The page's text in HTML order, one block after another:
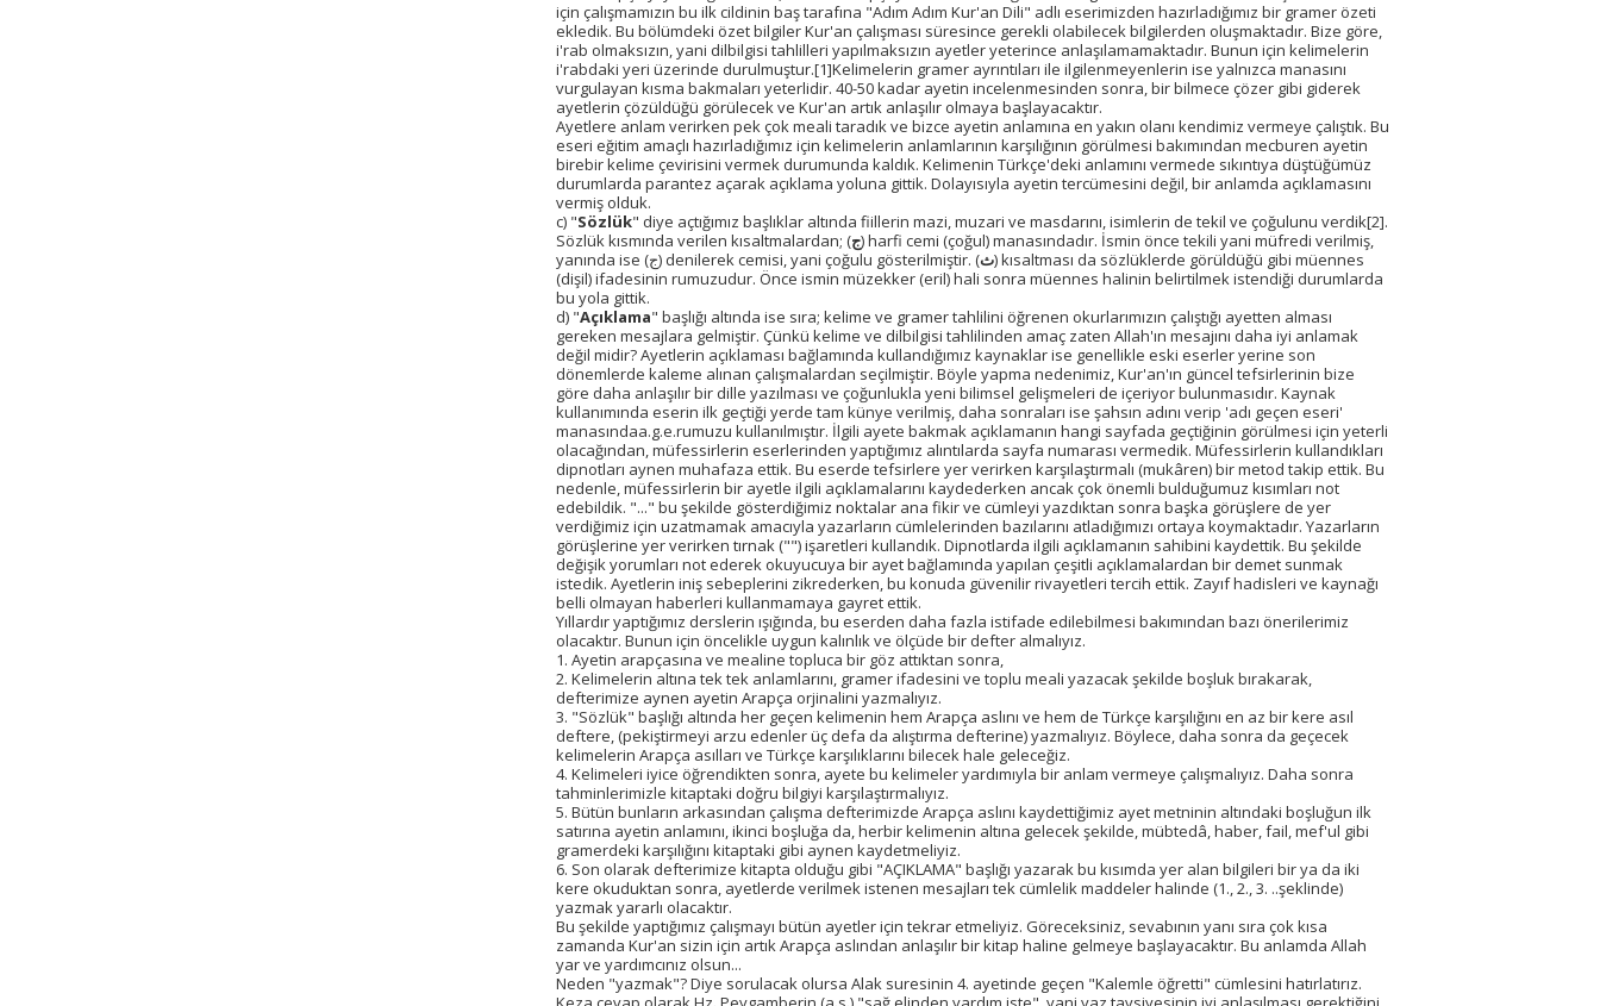
için çalışmamızın bu ilk cildinin baş tarafına "Adım Adım Kur'an Dili" adlı eserimizden hazırladığımız bir gramer özeti
ekledik. Bu bölümdeki özet bilgiler Kur'an çalışması süresince gerekli olabilecek bilgilerden oluşmaktadır. Bize göre,
i'rab olmaksızın, yani dilbilgisi tahlilleri yapılmaksızın ayetler yeterince anlaşılamamaktadır. Bunun için kelimelerin
i'rabdaki yeri üzerinde durulmuştur.[1]Kelimelerin gramer ayrıntıları ile ilgilenmeyenlerin ise yalnızca manasını
vurgulayan kısma bakmaları yeterlidir. 40-50 kadar ayetin incelenmesinden sonra, bir bilmece çözer gibi giderek
ayetlerin çözüldüğü görülecek ve Kur'an artık anlaşılır olmaya başlayacaktır.
Ayetlere anlam verirken pek çok meali taradık ve bizce ayetin anlamına en yakın olanı kendimiz vermeye çalıştık. Bu
eseri eğitim amaçlı hazırladığımız için kelimelerin anlamlarının karşılığının görülmesi bakımından mecburen ayetin
birebir kelime çevirisini vermek durumunda kaldık. Kelimenin Türkçe'deki anlamını vermede sıkıntıya düştüğümüz
durumlarda parantez açarak açıklama yoluna gittik. Dolayısıyla ayetin tercümesini değil, bir anlamda açıklamasını
vermiş olduk.
c) "Sözlük" diye açtığımız başlıklar altında fiillerin mazi, muzari ve masdarını, isimlerin de tekil ve çoğulunu verdik[2].
Sözlük kısmında verilen kısaltmalardan; (ج) harfi cemi (çoğul) manasındadır. İsmin önce tekili yani müfredi verilmiş,
yanında ise (ج) denilerek cemisi, yani çoğulu gösterilmiştir. (ث) kısaltması da sözlüklerde görüldüğü gibi müennes
(dişil) ifadesinin rumuzudur. Önce ismin müzekker (eril) hali sonra müennes halinin belirtilmek istendiği durumlarda
bu yola gittik.
d) "Açıklama" başlığı altında ise sıra; kelime ve gramer tahlilini öğrenen okurlarımızın çalıştığı ayetten alması
gereken mesajlara gelmiştir. Çünkü kelime ve dilbilgisi tahlilinden amaç zaten Allah'ın mesajını daha iyi anlamak
değil midir? Ayetlerin açıklaması bağlamında kullandığımız kaynaklar ise genellikle eski eserler yerine son
dönemlerde kaleme alınan çalışmalardan seçilmiştir. Böyle yapma nedenimiz, Kur'an'ın güncel tefsirlerinin bize
göre daha anlaşılır bir dille yazılması ve çoğunlukla yeni bilimsel gelişmeleri de içeriyor bulunmasıdır. Kaynak
kullanımında eserin ilk geçtiği yerde tam künye verilmiş, daha sonraları ise şahsın adını verip 'adı geçen eseri'
manasındaa.g.e.rumuzu kullanılmıştır. İlgili ayete bakmak açıklamanın hangi sayfada geçtiğinin görülmesi için yeterli
olacağından, müfessirlerin eserlerinden yaptığımız alıntılarda sayfa numarası vermedik. Müfessirlerin kullandıkları
dipnotları aynen muhafaza ettik. Bu eserde tefsirlere yer verirken karşılaştırmalı (mukâren) bir metod takip ettik. Bu
nedenle, müfessirlerin bir ayetle ilgili açıklamalarını kaydederken ancak çok önemli bulduğumuz kısımları not
edebildik. "..." bu şekilde gösterdiğimiz noktalar ana fikir ve cümleyi yazdıktan sonra başka görüşlere de yer
verdiğimiz için uzatmamak amacıyla yazarların cümlelerinden bazılarını atladığımızı ortaya koymaktadır. Yazarların
görüşlerine yer verirken tırnak ("") işaretleri kullandık. Dipnotlarda ilgili açıklamanın sahibini kaydettik. Bu şekilde
değişik yorumları not ederek okuyucuya bir ayet bağlamında yapılan çeşitli açıklamalardan bir demet sunmak
istedik. Ayetlerin iniş sebeplerini zikrederken, bu konuda güvenilir rivayetleri tercih ettik. Zayıf hadisleri ve kaynağı
belli olmayan haberleri kullanmamaya gayret ettik.
Yıllardır yaptığımız derslerin ışığında, bu eserden daha fazla istifade edilebilmesi bakımından bazı önerilerimiz
olacaktır. Bunun için öncelikle uygun kalınlık ve ölçüde bir defter almalıyız.
1. Ayetin arapçasına ve mealine topluca bir göz attıktan sonra,
2. Kelimelerin altına tek tek anlamlarını, gramer ifadesini ve toplu meali yazacak şekilde boşluk bırakarak,
defterimize aynen ayetin Arapça orjinalini yazmalıyız.
3. "Sözlük" başlığı altında her geçen kelimenin hem Arapça aslını ve hem de Türkçe karşılığını en az bir kere asıl
deftere, (pekiştirmeyi arzu edenler üç defa da alıştırma defterine) yazmalıyız. Böylece, daha sonra da geçecek
kelimelerin Arapça asılları ve Türkçe karşılıklarını bilecek hale geleceğiz.
4. Kelimeleri iyice öğrendikten sonra, ayete bu kelimeler yardımıyla bir anlam vermeye çalışmalıyız. Daha sonra
tahminlerimizle kitaptaki doğru bilgiyi karşılaştırmalıyız.
5. Bütün bunların arkasından çalışma defterimizde Arapça aslını kaydettiğimiz ayet metninin altındaki boşluğun ilk
satırına ayetin anlamını, ikinci boşluğa da, herbir kelimenin altına gelecek şekilde, mübtedâ, haber, fail, mef'ul gibi
gramerdeki karşılığını kitaptaki gibi aynen kaydetmeliyiz.
6. Son olarak defterimize kitapta olduğu gibi "AÇIKLAMA" başlığı yazarak bu kısımda yer alan bilgileri bir ya da iki
kere okuduktan sonra, ayetlerde verilmek istenen mesajları tek cümlelik maddeler halinde (1., 2., 3. ..şeklinde)
yazmak yararlı olacaktır.
Bu şekilde yaptığımız çalışmayı bütün ayetler için tekrar etmeliyiz. Göreceksiniz, sevabının yanı sıra çok kısa
zamanda Kur'an sizin için artık Arapça aslından anlaşılır bir kitap haline gelmeye başlayacaktır. Bu anlamda Allah
yar ve yardımcınız olsun...
Neden "yazmak"? Diye sorulacak olursa Alak suresinin 4. ayetinde geçen "Kalemle öğretti" cümlesini hatırlatırız.